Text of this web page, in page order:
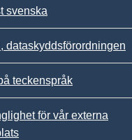
svenska
dataskyddsförordningen
teckenspråk
för vår externa